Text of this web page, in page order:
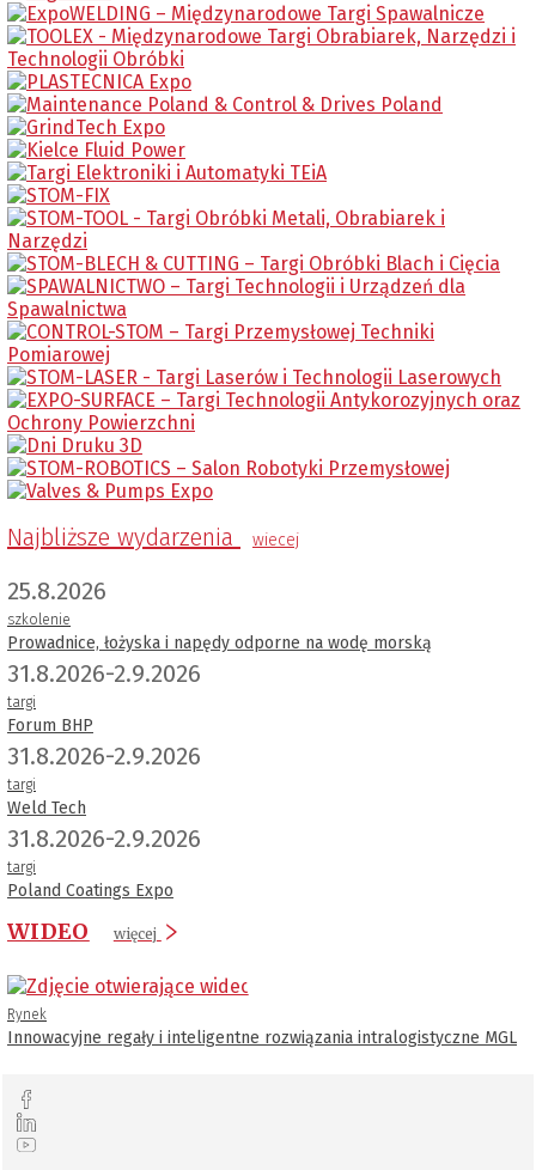
Najbliższe wydarzenia wiecej
25.8.2026
szkolenie
Prowadnice, łożyska i napędy odporne na wodę morską
31.8.2026-2.9.2026
targi
Forum BHP
31.8.2026-2.9.2026
targi
Weld Tech
31.8.2026-2.9.2026
targi
Poland Coatings Expo
WIDEO więcej
Rynek
Innowacyjne regały i inteligentne rozwiązania intralogistyczne MGL